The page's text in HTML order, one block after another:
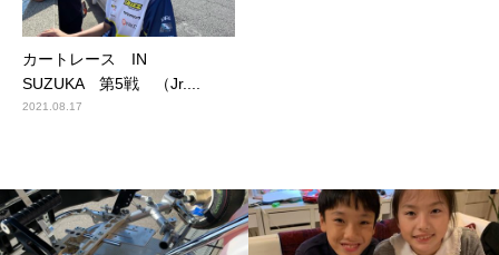
カートレース IN
SUZUKA 第5戦 （Jr....
2021.08.17